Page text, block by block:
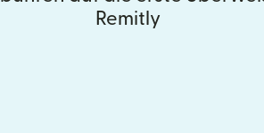
Remitly